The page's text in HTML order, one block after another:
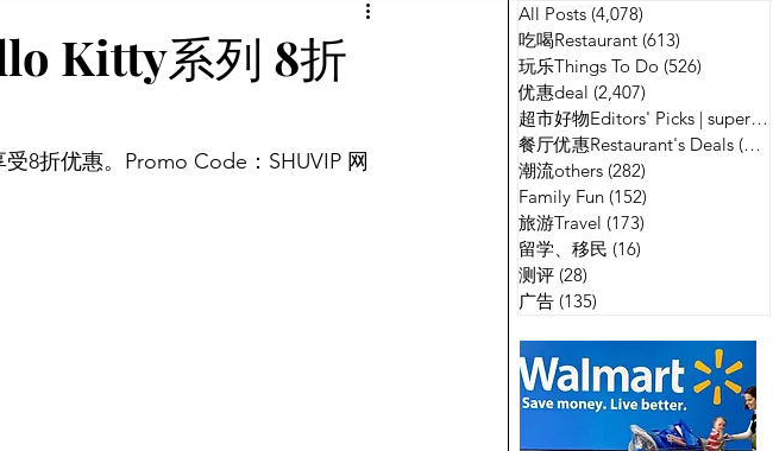
广告
Kitty系列 8折
8折优惠。Promo Code：SHUVIP 网
All Posts (4,078)
吃喝Restaurant (613)
玩乐Things To Do (526)
优惠deal (2,407)
超市好物Editors' Picks | supermarket
餐厅优惠Restaurant's Deals (134)
潮流others (282)
Family Fun (152)
旅游Travel (173)
留学、移民 (16)
测评 (28)
广告 (135)